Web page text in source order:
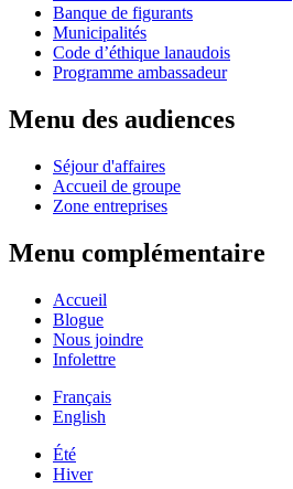
Banque de figurants
Municipalités
Code d’éthique lanaudois
Programme ambassadeur
Menu des audiences
Séjour d'affaires
Accueil de groupe
Zone entreprises
Menu complémentaire
Accueil
Blogue
Nous joindre
Infolettre
Français
English
Été
Hiver